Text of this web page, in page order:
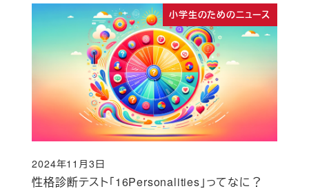
小学生のためのニュース
性格診断テスト「16Personalities」ってなに？
投稿日
2024年11月3日